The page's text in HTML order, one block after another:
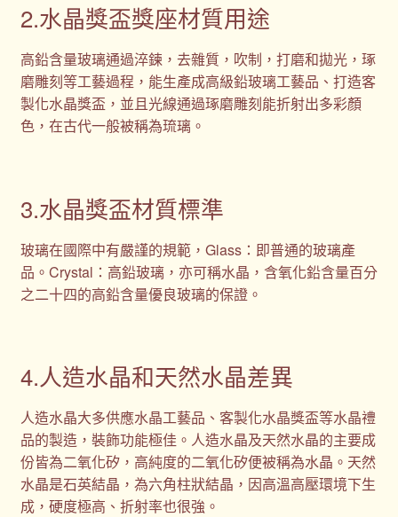
2.水晶獎盃獎座材質用途
高鉛含量玻璃通過淬鍊，去雜質，吹制，打磨和拋光，琢
磨雕刻等工藝過程，能生產成高級鉛玻璃工藝品、打造客
製化水晶獎盃，並且光線通過琢磨雕刻能折射出多彩顏
色，在古代一般被稱為琉璃。
3.水晶獎盃材質標準
玻璃在國際中有嚴謹的規範，Glass：即普通的玻璃產
品。Crystal：高鉛玻璃，亦可稱水晶，含氧化鉛含量百分
之二十四的高鉛含量優良玻璃的保證。
4.人造水晶和天然水晶差異
人造水晶大多供應水晶工藝品、客製化水晶獎盃等水晶禮
品的製造，裝飾功能極佳。人造水晶及天然水晶的主要成
份皆為二氧化矽，高純度的二氧化矽便被稱為水晶。天然
水晶是石英結晶，為六角柱狀結晶，因高溫高壓環境下生
成，硬度極高、折射率也很強。